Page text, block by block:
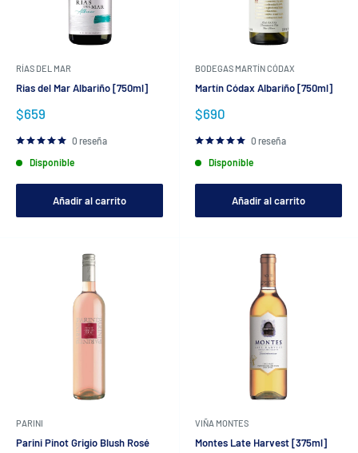
RÍAS DEL MAR
Rias del Mar Albariño [750ml]
Precio
venta
$659
0 reseña
Disponible
Añadir al carrito
BODEGAS MARTÍN CÓDAX
Martín Códax Albariño [750ml]
Precio
venta
$690
0 reseña
Disponible
Añadir al carrito
PARINI
Parini Pinot Grigio Blush Rosé
VIÑA MONTES
Montes Late Harvest [375ml]